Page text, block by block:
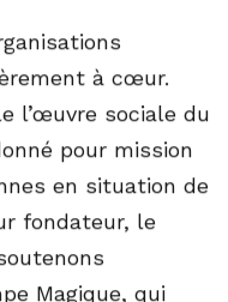
à cœur.
l’œuvre sociale du
pour mission
en situation de
fondateur, le
Magique, qui